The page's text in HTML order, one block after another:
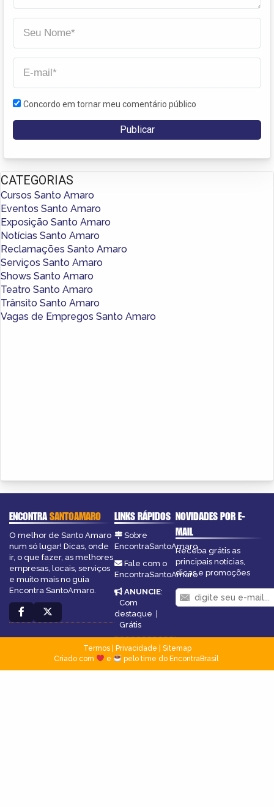
Concordo em tornar meu comentário público
CATEGORIAS
Cursos Santo Amaro
Eventos Santo Amaro
Exposição Santo Amaro
Notícias Santo Amaro
Reclamações Santo Amaro
Serviços Santo Amaro
Shows Santo Amaro
Teatro Santo Amaro
Trânsito Santo Amaro
Vagas de Empregos Santo Amaro
ENCONTRASANTOAMARO
O melhor de Santo Amaro
num só lugar! Dicas, onde
ir, o que fazer, as melhores
empresas, locais, serviços
e muito mais no guia
Encontra SantoAmaro.
LINKS RÁPIDOS
Sobre
EncontraSantoAmaro
Fale com o
EncontraSantoAmaro
ANUNCIE:
Com
destaque
Grátis
NOVIDADES POR E-
MAIL
Receba grátis as
principais notícias,
dicas e promoções
Termos| Privacidade
Sitemap
Criado com
e pelo time do EncontraBrasil